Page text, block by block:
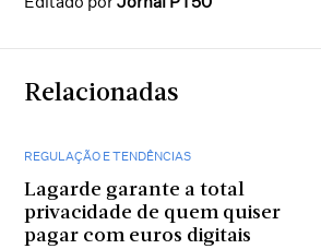
Relacionadas
REGULAÇÃO E TENDÊNCIAS
Lagarde garante a total
privacidade de quem quiser
pagar com euros digitais